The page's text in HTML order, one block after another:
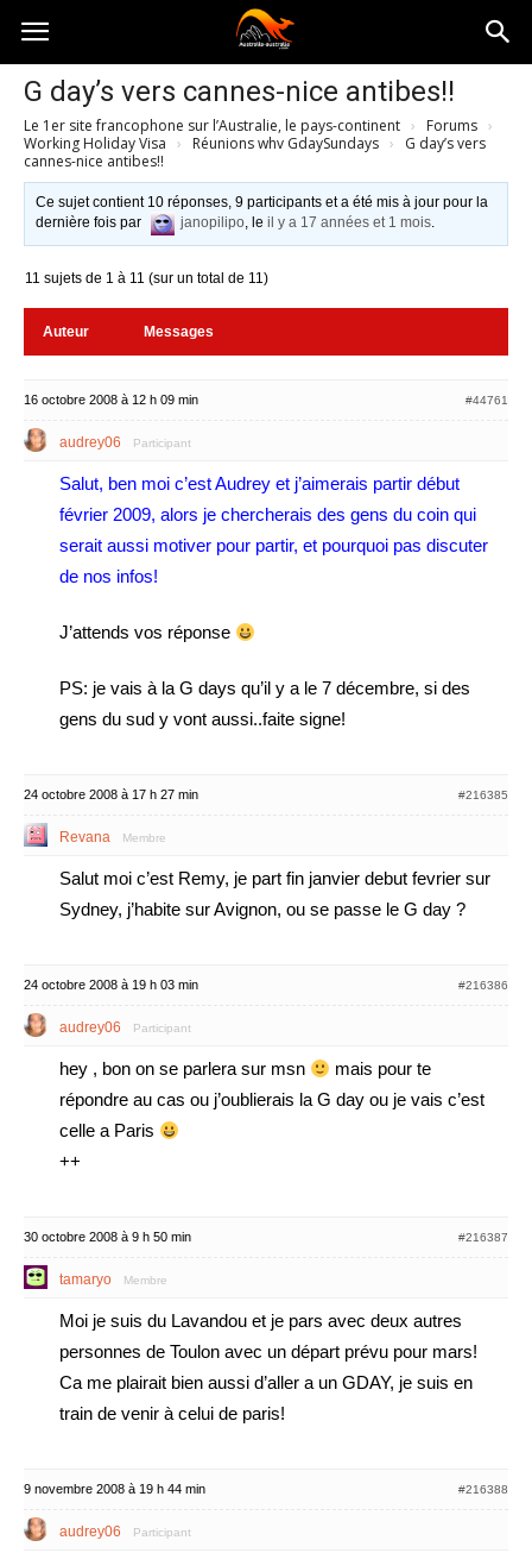
Australia-
australie.com
G day’s vers cannes-nice antibes!!
Le 1er site francophone sur l’Australie, le pays-continent › Forums ›
Working Holiday Visa › Réunions whv GdaySundays ›
G day’s vers
cannes-nice antibes!!
Ce sujet contient 10 réponses, 9 participants et a été mis à jour pour la
dernière fois par
janopilipo, leil y a 17 années et 1 mois.
11 sujets de 1 à 11 (sur un total de 11)
Auteur Messages
16 octobre 2008 à 12 h 09 min #44761
audrey06 Participant
Salut, ben moi c’est Audrey et j’aimerais partir début
février 2009, alors je chercherais des gens du coin qui
serait aussi motiver pour partir, et pourquoi pas discuter
de nos infos!
J’attends vos réponse
PS: je vais à la G days qu’il y a le 7 décembre, si des
gens du sud y vont aussi..faite signe!
24 octobre 2008 à 17 h 27 min #216385
Revana Membre
Salut moi c’est Remy, je part fin janvier debut fevrier sur
Sydney, j’habite sur Avignon, ou se passe le G day ?
24 octobre 2008 à 19 h 03 min #216386
audrey06 Participant
hey , bon on se parlera sur msn
mais pour te
répondre au cas ou j’oublierais la G day ou je vais c’est
celle a Paris
++
30 octobre 2008 à 9 h 50 min #216387
tamaryo Membre
Moi je suis du Lavandou et je pars avec deux autres
personnes de Toulon avec un départ prévu pour mars!
Ca me plairait bien aussi d’aller a un GDAY, je suis en
train de venir à celui de paris!
9 novembre 2008 à 19 h 44 min #216388
audrey06 Participant